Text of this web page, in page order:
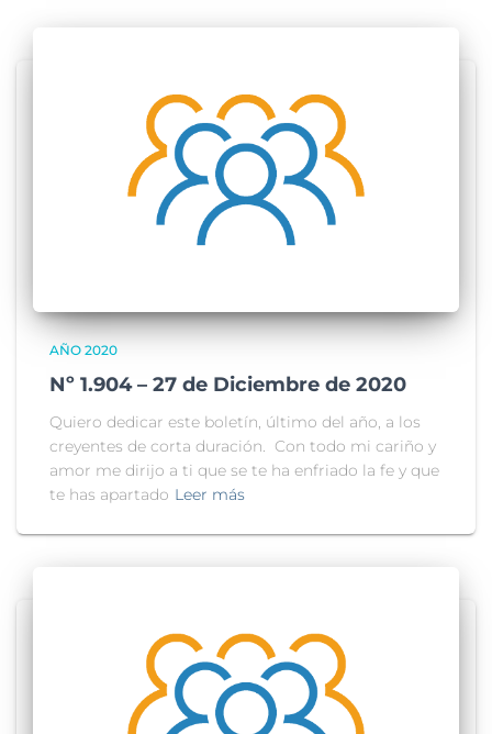
AÑO 2020
Nº 1.904 – 27 de Diciembre de 2020
Quiero dedicar este boletín, último del año, a los
creyentes de corta duración. Con todo mi cariño y
amor me dirijo a ti que se te ha enfriado la fe y que
te has apartado Leer más